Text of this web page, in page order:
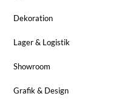
Dekoration
Lager & Logistik
Showroom
Grafik & Design